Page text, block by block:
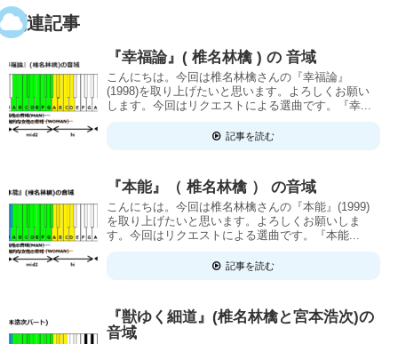
関連記事
『幸福論』( 椎名林檎 ) の 音域
こんにちは。今回は椎名林檎さんの『幸福論』
(1998)を取り上げたいと思います。よろしくお願い
します。今回はリクエストによる選曲です。『幸...
記事を読む
『本能』（ 椎名林檎 ） の音域
こんにちは。今回は椎名林檎さんの『本能』(1999)
を取り上げたいと思います。よろしくお願いしま
す。今回はリクエストによる選曲です。『本能...
記事を読む
『獣ゆく細道』(椎名林檎と宮本浩次)の
音域